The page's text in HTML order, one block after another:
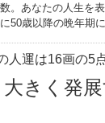
。あなたの人生を
50歳以降の晩年期
人運は16画の5
きく発